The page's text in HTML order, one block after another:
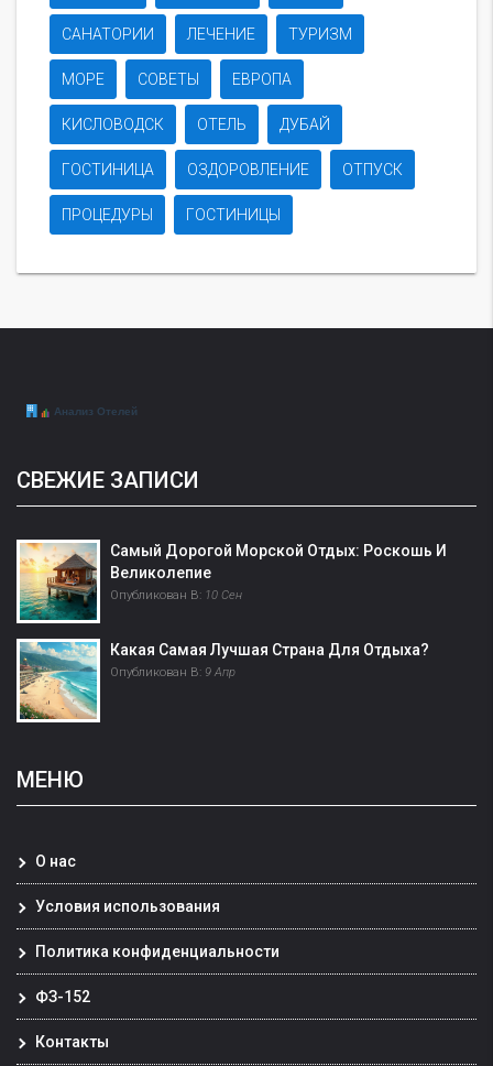
САНАТОРИИ ЛЕЧЕНИЕ ТУРИЗМ
МОРЕ СОВЕТЫ ЕВРОПА
КИСЛОВОДСК ОТЕЛЬ ДУБАЙ
ГОСТИНИЦА ОЗДОРОВЛЕНИЕ ОТПУСК
ПРОЦЕДУРЫ ГОСТИНИЦЫ
СВЕЖИЕ ЗАПИСИ
Самый Дорогой Морской Отдых: Роскошь И
Великолепие
Опубликован В: 10 Сен
Какая Самая Лучшая Страна Для Отдыха?
Опубликован В: 9 Апр
МЕНЮ
О нас
Условия использования
Политика конфиденциальности
ФЗ-152
Контакты